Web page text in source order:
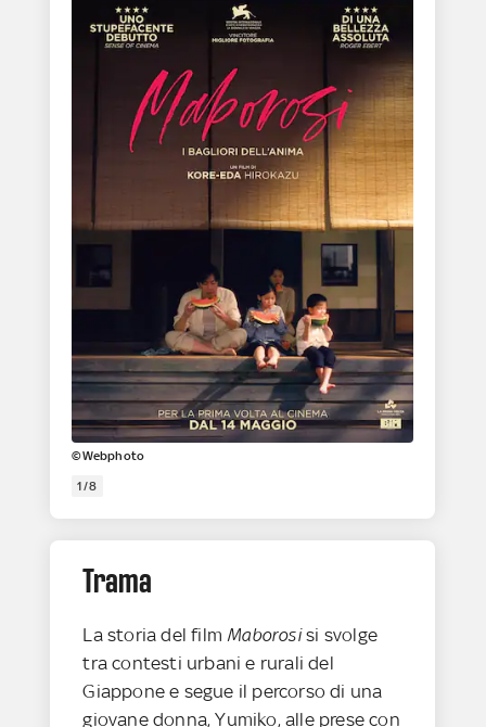
©Webphoto
1/8
Trama
La storia del film Maborosisi svolge
tra contesti urbani e rurali del
Giappone e segue il percorso di una
giovane donna, Yumiko, alle prese con